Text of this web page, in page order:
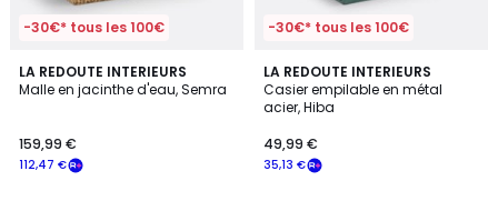
-30€* tous les 100€
LA REDOUTE INTERIEURS
Malle en jacinthe d'eau, Semra
112,47 €
159,99 €
4,8
/ 5
-30€* tous les 100€
LA REDOUTE INTERIEURS
Casier empilable en métal
acier, Hiba
35,13 €
49,99 €
4,4
/ 5
5
Couleurs